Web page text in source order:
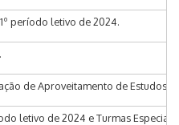
período letivo de 2024.
de Aproveitamento de Estudos
letivo de 2024 e Turmas Especiais